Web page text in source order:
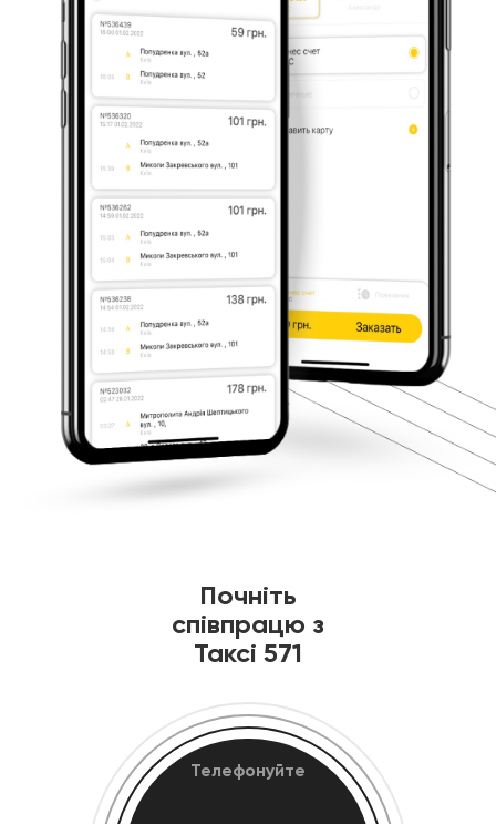
Почніть
співпрацю з
Таксі 571
Телефонуйте